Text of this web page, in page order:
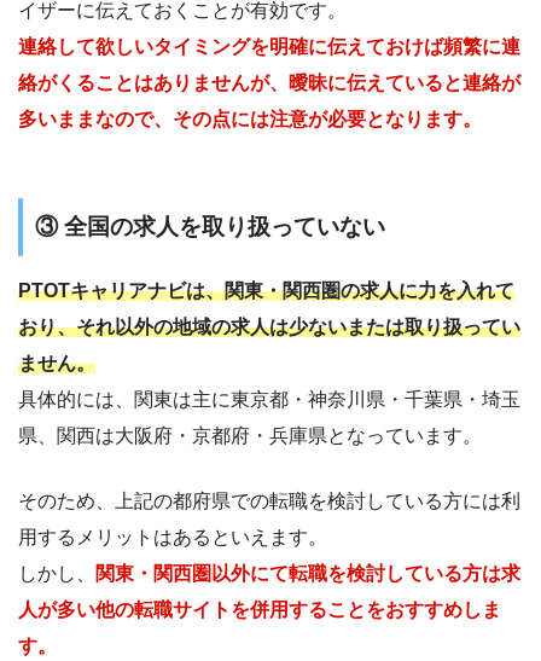
イザーに伝えておくことが有効です。
連絡して欲しいタイミングを明確に伝えておけば頻繁に連
絡がくることはありませんが、曖昧に伝えていると連絡が
多いままなので、その点には注意が必要となります。
③ 全国の求人を取り扱っていない
PTOTキャリアナビは、関東・関西圏の求人に力を入れて
おり、それ以外の地域の求人は少ないまたは取り扱ってい
ません。
具体的には、関東は主に東京都・神奈川県・千葉県・埼玉
県、関西は大阪府・京都府・兵庫県となっています。
そのため、上記の都府県での転職を検討している方には利
用するメリットはあるといえます。
しかし、
関東・関西圏以外にて転職を検討している方は求
人が多い他の転職サイトを併用することをおすすめしま
す。